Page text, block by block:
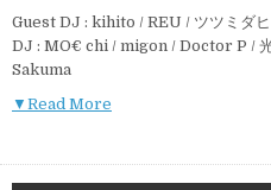
Guest DJ : kihito / REU / ツツミダ
DJ : MO€ chi / migon / Doctor P /
Sakuma
▼Read More